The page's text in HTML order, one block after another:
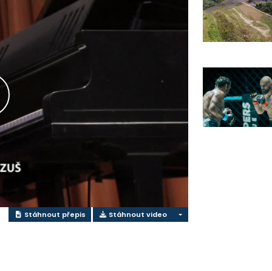
Stáhnout přepis Stáhnout video